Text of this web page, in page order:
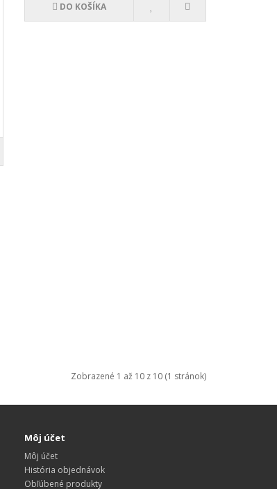
DO KOŠÍKA
Zobrazené 1 až 10 z 10 (1 stránok)
Môj účet
Môj účet
História objednávok
Obľúbené produkty